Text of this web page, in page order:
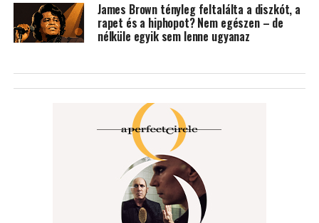
James Brown tényleg feltalálta a diszkót, a
rapet és a hiphopot? Nem egészen – de
nélküle egyik sem lenne ugyanaz